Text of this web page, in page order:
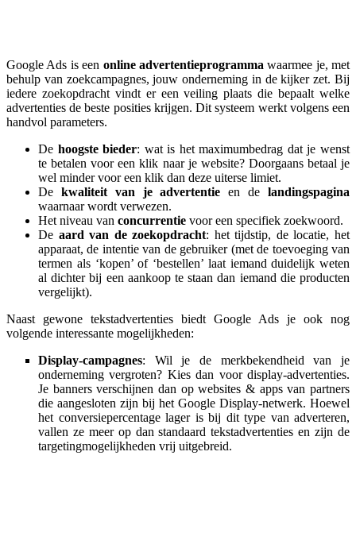
Google Ads is een online advertentieprogramma waarmee je, met
behulp van zoekcampagnes, jouw onderneming in de kijker zet. Bij
iedere zoekopdracht vindt er een veiling plaats die bepaalt welke
advertenties de beste posities krijgen. Dit systeem werkt volgens een
handvol parameters.
De hoogste bieder: wat is het maximumbedrag dat je wenst
te betalen voor een klik naar je website? Doorgaans betaal je
wel minder voor een klik dan deze uiterse limiet.
De kwaliteit van je advertentie en delandingspagina
waarnaar wordt verwezen.
Het niveau van concurrentie voor een specifiek zoekwoord.
De aard van de zoekopdracht: het tijdstip, de locatie, het
apparaat, de intentie van de gebruiker (met de toevoeging van
termen als ‘kopen’ of ‘bestellen’ laat iemand duidelijk weten
al dichter bij een aankoop te staan dan iemand die producten
vergelijkt).
Naast gewone tekstadvertenties biedt Google Ads je ook nog
volgende interessante mogelijkheden:
Display-campagnes: Wil je de merkbekendheid van je
onderneming vergroten? Kies dan voor display-advertenties.
Je banners verschijnen dan op websites & apps van partners
die aangesloten zijn bij het Google Display-netwerk. Hoewel
het conversiepercentage lager is bij dit type van adverteren,
vallen ze meer op dan standaard tekstadvertenties en zijn de
targetingmogelijkheden vrij uitgebreid.